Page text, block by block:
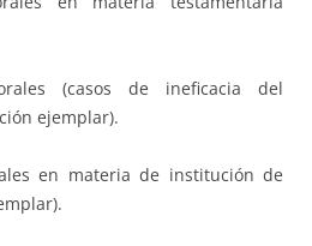
(casos de ineficacia del
ejemplar).
en materia de institución de